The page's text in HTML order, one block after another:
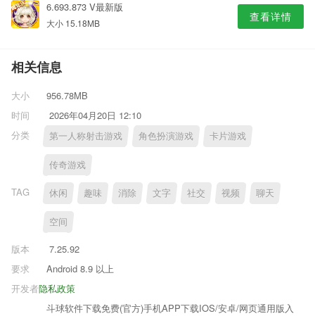
6.693.873 V最新版
大小 15.18MB 查看详情
相关信息
大小
956.78MB
时间
2026年04月20日 12:10
分类
第一人称射击游戏 角色扮演游戏 卡片游戏
传奇游戏
TAG 休闲 趣味 消除 文字 社交 视频 聊天
空间
版本
7.25.92
要求
Android 8.9 以上
隐私政策
开发者
斗球软件下载免费(官方)手机APP下载IOS/安卓/网页通用版入